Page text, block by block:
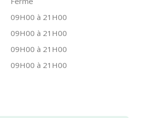
09H00 à 21H00
09H00 à 21H00
09H00 à 21H00
09H00 à 21H00